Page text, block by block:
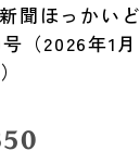
聞ほっかいど
（2026年1月